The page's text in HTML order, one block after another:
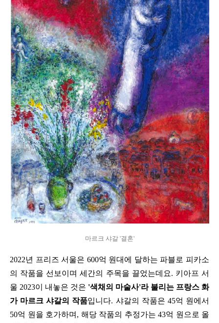
마르크 샤갈 '결혼'
2022년 프리즈 서울은 600억 원대에 달하는 파블로 피카소
의 작품을 선보이며 세간의 주목을 끌었는데요. 키아프 서
울 2023이 내놓은 것은 '색채의 마술사'라 불리는 프랑스 화
가 마르크 샤갈의 작품입니다. 샤갈의 작품은 45억 원에서
50억 원을 호가하며, 해당 작품의 추정가는 43억 원으로 올